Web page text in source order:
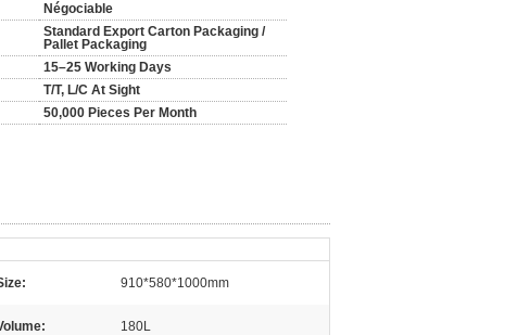
Négociable
Standard Export Carton Packaging /
Pallet Packaging
15–25 Working Days
T/T, L/C At Sight
50,000 Pieces Per Month
910*580*1000mm
180L